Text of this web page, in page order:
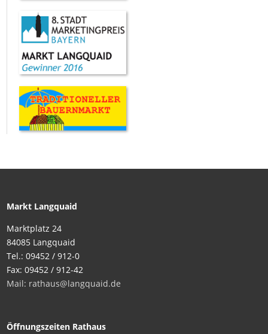
Markt Langquaid
Marktplatz 24
84085 Langquaid
Tel.: 09452 / 912-0
Fax: 09452 / 912-42
Mail: rathaus@langquaid.de
Öffnungszeiten Rathaus